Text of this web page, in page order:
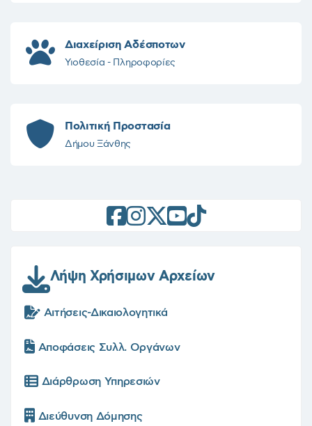
Διαχείριση Αδέσποτων
Υιοθεσία - Πληροφορίες
Πολιτική Προστασία
Δήμου Ξάνθης
Λήψη Χρήσιμων Αρχείων
Αιτήσεις-Δικαιολογητικά
Αποφάσεις Συλλ. Οργάνων
Διάρθρωση Υπηρεσιών
Διεύθυνση Δόμησης